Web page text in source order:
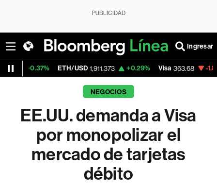
PUBLICIDAD
Ingresar
ETH/USD 1,911.373 +0.29% Visa 363.68 -1.83%
NEGOCIOS
EE.UU. demanda a Visa
por monopolizar el
mercado de tarjetas
débito